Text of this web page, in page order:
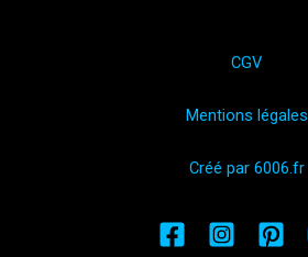
CGV
Mentions légales
Créé par 6006.fr